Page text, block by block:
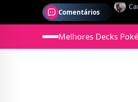
Comentários
Melhores Decks